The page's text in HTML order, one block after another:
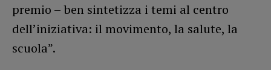
premio – ben sintetizza i temi al centro
dell’iniziativa: il movimento, la salute, la
scuola”.